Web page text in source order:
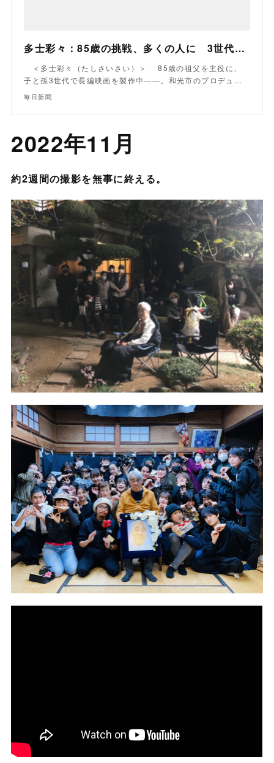
多士彩々：85歳の挑戦、多くの人に 3世代の舞台、長編映画製作中 西本浩子さん、健太朗さん、銀二郎さん ／埼玉 | 毎日新聞
＜多士彩々（たしさいさい）＞ 85歳の祖父を主役に、
子と孫3世代で長編映画を製作中――。和光市のプロデュ…
毎日新聞
2022年11月
約2週間の撮影を無事に終える。